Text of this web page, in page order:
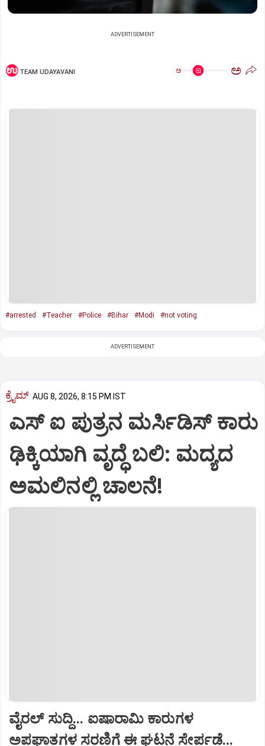
ADVERTISEMENT
TEAM UDAYAVANI ಅ ಅ
#arrested #Teacher #Police #Bihar #Modi #not voting
ADVERTISEMENT
ಕ್ರೈಮ್ AUG 8, 2026, 8:15 PM IST
ಎಸ್ ಐ ಪುತ್ರನ ಮರ್ಸಿಡಿಸ್‌ ಕಾರು
ಢಿಕ್ಕಿಯಾಗಿ ವೃದ್ಧೆ ಬಲಿ: ಮದ್ಯದ
ಅಮಲಿನಲ್ಲಿ ಚಾಲನೆ!
ವೈರಲ್ ಸುದ್ದಿ... ಐಷಾರಾಮಿ ಕಾರುಗಳ
ಅಪಘಾತಗಳ ಸರಣಿಗೆ ಈ ಘಟನೆ ಸೇರ್ಪಡೆ...